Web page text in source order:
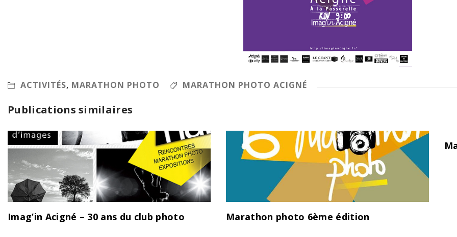
ACTIVITÉS, MARATHON PHOTO MARATHON PHOTO ACIGNÉ
Publications similaires
Imag’in Acigné – 30 ans du club photo Marathon photo 6ème édition